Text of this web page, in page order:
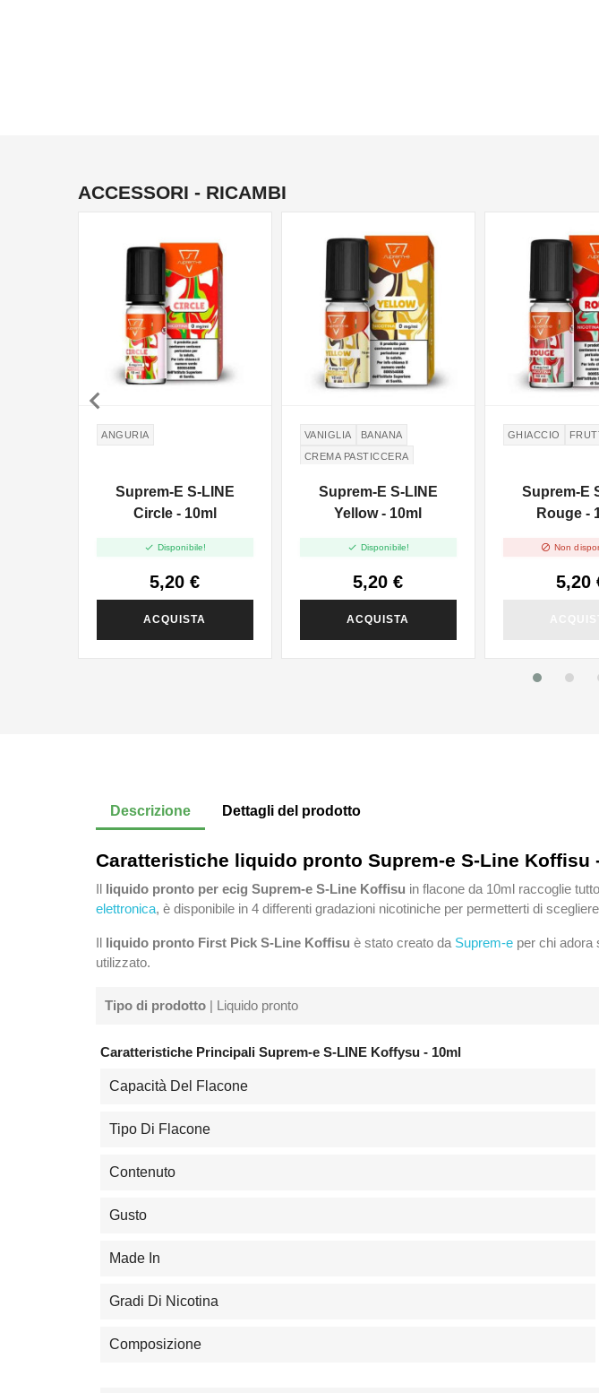
ACCESSORI - RICAMBI
ANGURIA
Suprem-E S-LINE
Circle - 10ml
 Disponibile!
5,20 €
ACQUISTA
VANIGLIA
BANANA
CREMA PASTICCERA
Suprem-E S-LINE
Yellow - 10ml
 Disponibile!
5,20 €
ACQUISTA
GHIACCIO
Suprem-E
Rouge -
 Non
5,20

Descrizione Dettagli del prodotto
Caratteristiche liquido pronto Suprem-e S-Line Koffisu
Il liquido pronto per ecig Suprem-e S-Line Koffisu in flacone da 10ml raccoglie
elettronica, è disponibile in 4 differenti gradazioni nicotiniche per permetterti di
Il liquido pronto First Pick S-Line Koffisu è stato creato da Suprem-e per chi adora
utilizzato.
Tipo di prodotto | Liquido pronto
Caratteristiche Principali Suprem-e S-LINE Koffysu - 10ml
Capacità Del Flacone
Tipo Di Flacone
Contenuto
Gusto
Made In
Gradi Di Nicotina
Composizione